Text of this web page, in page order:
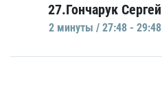
27.Гончарук Сергей
2 минуты / 27:48 - 29:48